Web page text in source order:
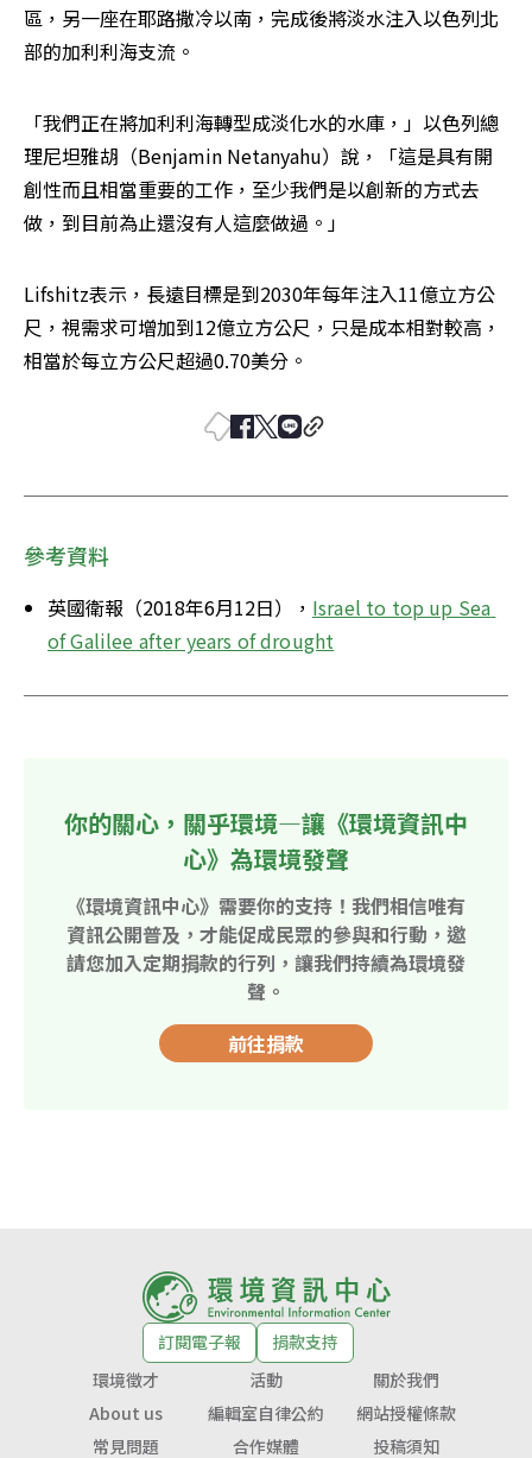
區，另一座在耶路撒冷以南，完成後將淡水注入以色列北
部的加利利海支流。
「我們正在將加利利海轉型成淡化水的水庫，」以色列總
理尼坦雅胡（Benjamin Netanyahu）說，「這是具有開
創性而且相當重要的工作，至少我們是以創新的方式去
做，到目前為止還沒有人這麼做過。」
Lifshitz表示，長遠目標是到2030年每年注入11億立方公
尺，視需求可增加到12億立方公尺，只是成本相對較高，
相當於每立方公尺超過0.70美分。
參考資料
英國衛報（2018年6月12日）， Israel to top up Sea
of Galilee after years of drought
你的關心，關乎環境—讓《環境資訊中
心》為環境發聲
《環境資訊中心》需要你的支持！我們相信唯有
資訊公開普及，才能促成民眾的參與和行動，邀
請您加入定期捐款的行列，讓我們持續為環境發
聲。
前往捐款
訂閱電子報
捐款支持
環境徵才
活動
關於我們
About us
編輯室自律公約
網站授權條款
常見問題
合作媒體 投稿須知